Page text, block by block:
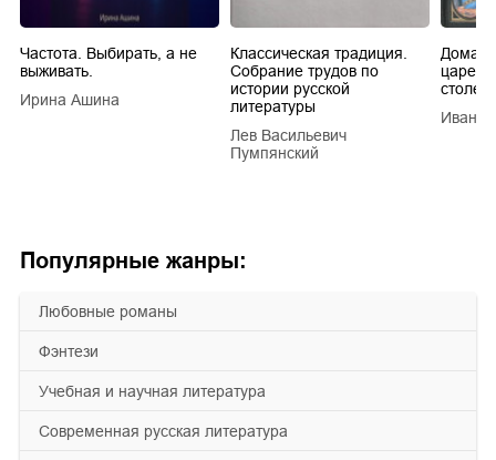
Популярные жанры:
любовные романы
фэнтези
учебная и научная литература
современная русская литература
Частота. Выбирать, а не
выживать.
Ирина Ашина
Классическая традиция.
Собрание трудов по
истории русской
литературы
Лев Васильевич
Пумпянский
царей
Иван